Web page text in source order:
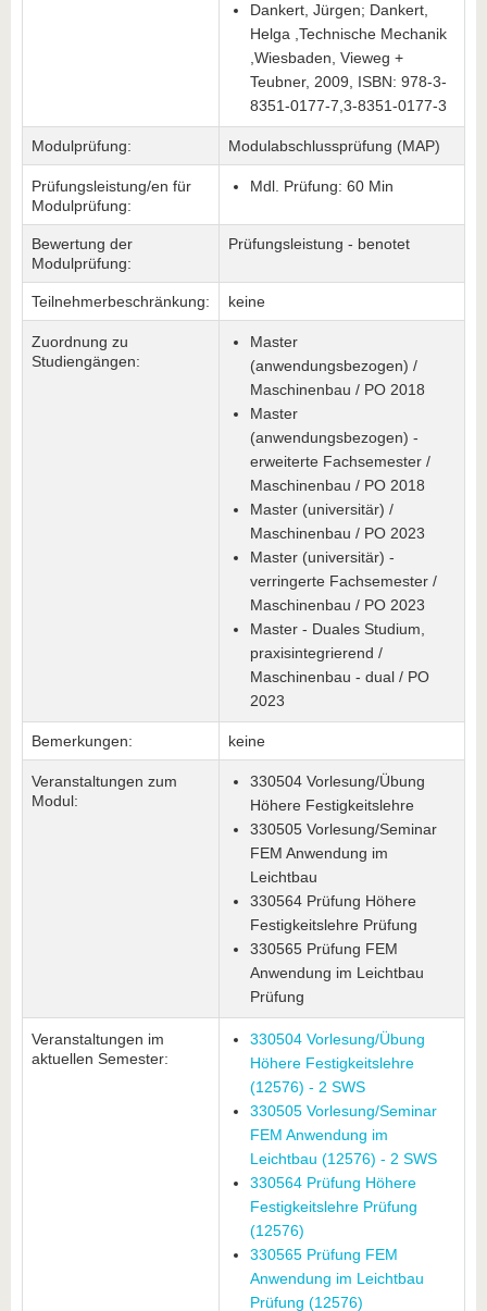
Dankert, Jürgen; Dankert,
Helga ,Technische Mechanik
,Wiesbaden, Vieweg +
Teubner, 2009, ISBN: 978-3-
8351-0177-7,3-8351-0177-3
Modulprüfung: Modulabschlussprüfung (MAP)
Prüfungsleistung/en für
Modulprüfung:
Mdl. Prüfung: 60 Min
Bewertung der
Modulprüfung:
Prüfungsleistung - benotet
Teilnehmerbeschränkung: keine
Zuordnung zu
Studiengängen:
Master
(anwendungsbezogen) /
Maschinenbau / PO 2018
Master
(anwendungsbezogen) -
erweiterte Fachsemester /
Maschinenbau / PO 2018
Master (universitär) /
Maschinenbau / PO 2023
Master (universitär) -
verringerte Fachsemester /
Maschinenbau / PO 2023
Master - Duales Studium,
praxisintegrierend /
Maschinenbau - dual / PO
2023
Bemerkungen: keine
Veranstaltungen zum
Modul:
330504 Vorlesung/Übung
Höhere Festigkeitslehre
330505 Vorlesung/Seminar
FEM Anwendung im
Leichtbau
330564 Prüfung Höhere
Festigkeitslehre Prüfung
330565 Prüfung FEM
Anwendung im Leichtbau
Prüfung
Veranstaltungen im
aktuellen Semester:
330504 Vorlesung/Übung
Höhere Festigkeitslehre
(12576) - 2 SWS
330505 Vorlesung/Seminar
FEM Anwendung im
Leichtbau (12576) - 2 SWS
330564 Prüfung Höhere
Festigkeitslehre Prüfung
(12576)
330565 Prüfung FEM
Anwendung im Leichtbau
Prüfung (12576)